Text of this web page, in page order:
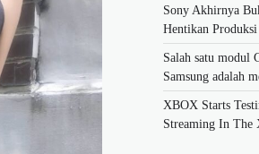
Sony Akhirnya
Hentikan
Salah satu modul
Samsung adalah
XBOX Starts
Streaming In The